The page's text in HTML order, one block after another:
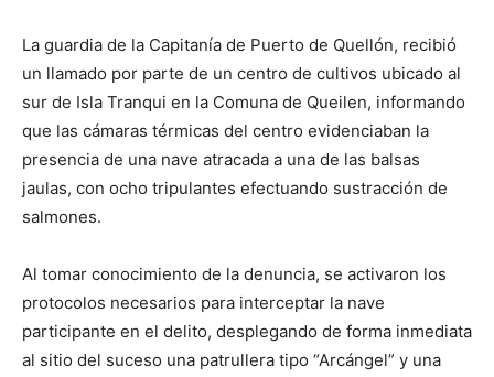
La guardia de la Capitanía de Puerto de Quellón, recibió
un llamado por parte de un centro de cultivos ubicado al
sur de Isla Tranqui en la Comuna de Queilen, informando
que las cámaras térmicas del centro evidenciaban la
presencia de una nave atracada a una de las balsas
jaulas, con ocho tripulantes efectuando sustracción de
salmones.
Al tomar conocimiento de la denuncia, se activaron los
protocolos necesarios para interceptar la nave
participante en el delito, desplegando de forma inmediata
al sitio del suceso una patrullera tipo “Arcángel” y una